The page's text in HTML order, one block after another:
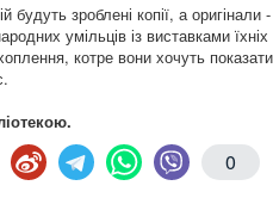
зроблені копії, а оригінали
умільців із виставками їхніх
котре вони хочуть показати
0